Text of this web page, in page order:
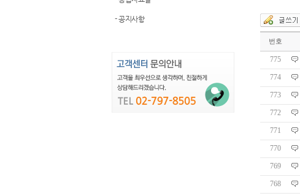
- 공지사항
번호
775
774
773
772
771
770
769
768